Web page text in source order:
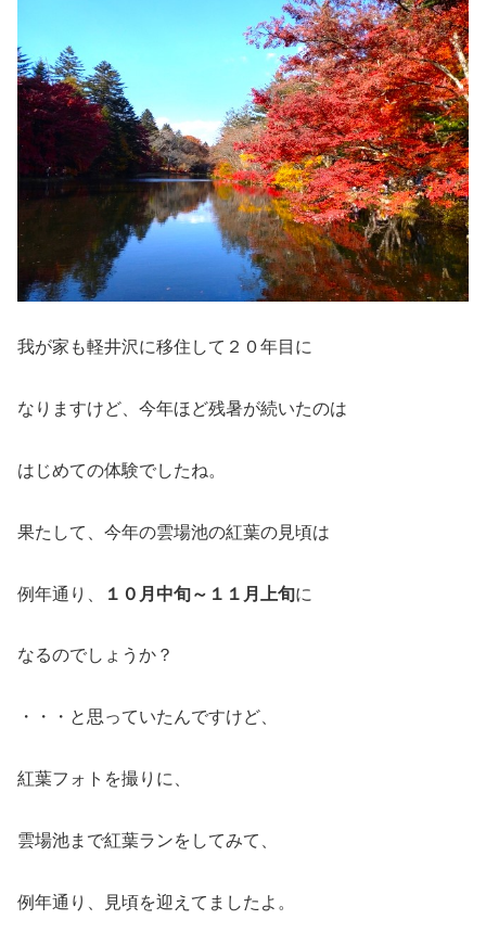
我が家も軽井沢に移住して２０年目に
なりますけど、今年ほど残暑が続いたのは
はじめての体験でしたね。
果たして、今年の雲場池の紅葉の見頃は
例年通り、 １０月中旬～１１月上旬に
なるのでしょうか？
・・・と思っていたんですけど、
紅葉フォトを撮りに、
雲場池まで紅葉ランをしてみて、
例年通り、見頃を迎えてましたよ。